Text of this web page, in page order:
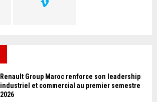
Renault Group Maroc renforce son leadership
industriel et commercial au premier semestre
2026